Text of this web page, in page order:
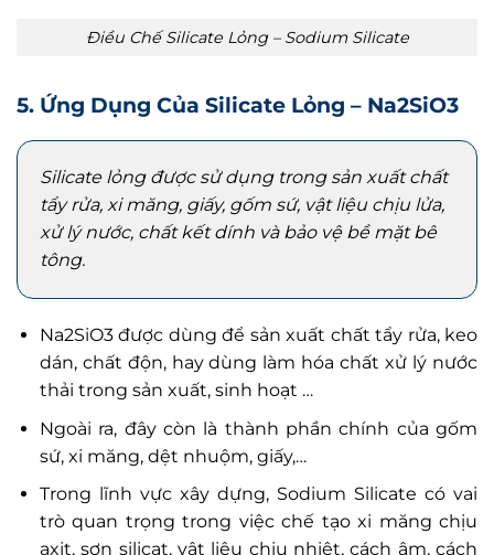
Điều Chế Silicate Lỏng – Sodium Silicate
5. Ứng Dụng Của Silicate Lỏng – Na2SiO3
Silicate lỏng được sử dụng trong sản xuất chất
tẩy rửa, xi măng, giấy, gốm sứ, vật liệu chịu lửa,
xử lý nước, chất kết dính và bảo vệ bề mặt bê
tông.
Na2SiO3 được dùng để sản xuất chất tẩy rửa, keo
dán, chất độn, hay dùng làm hóa chất xử lý nước
thải trong sản xuất, sinh hoạt …
Ngoài ra, đây còn là thành phần chính của gốm
sứ, xi măng, dệt nhuộm, giấy,…
Trong lĩnh vực xây dựng, Sodium Silicate có vai
trò quan trọng trong việc chế tạo xi măng chịu
axit, sơn silicat, vật liệu chịu nhiệt, cách âm, cách